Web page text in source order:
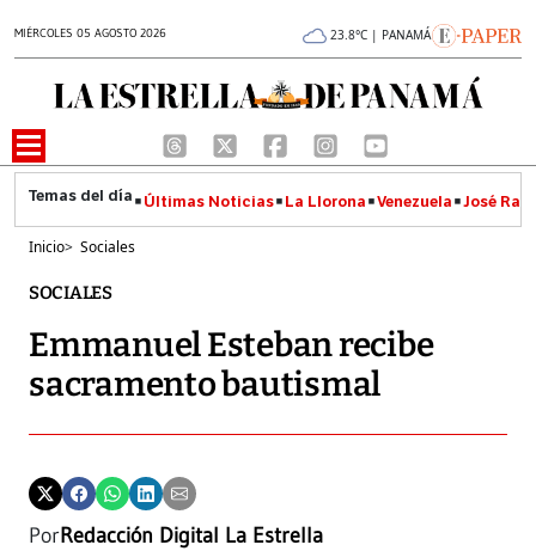
MIÉRCOLES 05 AGOSTO 2026 23.8°C | PANAMÁ
Últimas Noticias La Llorona Venezuela José
Inicio> Sociales
SOCIALES
Emmanuel Esteban recibe
sacramento bautismal
PorRedacción Digital La Estrella